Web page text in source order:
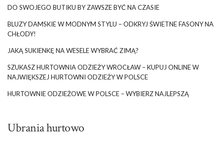
DO SWOJEGO BUTIKU BY ZAWSZE BYĆ NA CZASIE
BLUZY DAMSKIE W MODNYM STYLU – ODKRYJ ŚWIETNE FASONY NA
CHŁODY!
JAKĄ SUKIENKĘ NA WESELE WYBRAĆ ZIMĄ?
SZUKASZ HURTOWNIA ODZIEŻY WROCŁAW – KUPUJ ONLINE W
NAJWIĘKSZEJ HURTOWNI ODZIEŻY W POLSCE
HURTOWNIE ODZIEŻOWE W POLSCE – WYBIERZ NAJLEPSZĄ
Ubrania hurtowo